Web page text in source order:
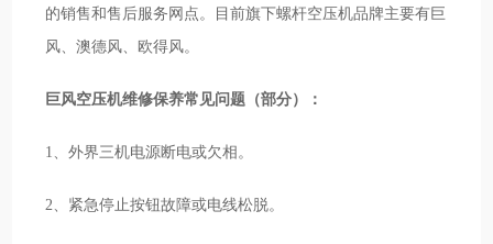
的销售和售后服务网点。目前旗下螺杆空压机品牌主要有巨
风、澳德风、欧得风。
巨风空压机维修保养常见问题（部分）：
1、外界三机电源断电或欠相。
2、紧急停止按钮故障或电线松脱。